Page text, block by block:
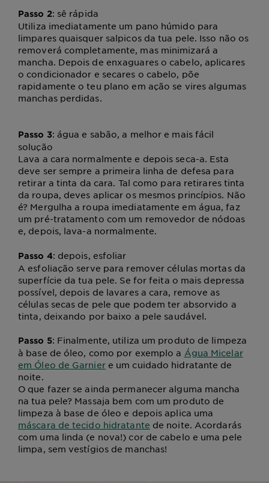
Passo 2: sê rápida
Utiliza imediatamente um pano húmido para
limpares quaisquer salpicos da tua pele. Isso não os
removerá completamente, mas minimizará a
mancha. Depois de enxaguares o cabelo, aplicares
o condicionador e secares o cabelo, põe
rapidamente o teu plano em ação se vires algumas
manchas perdidas.
Passo 3: água e sabão, a melhor e mais fácil
solução
Lava a cara normalmente e depois seca-a. Esta
deve ser sempre a primeira linha de defesa para
retirar a tinta da cara. Tal como para retirares tinta
da roupa, deves aplicar os mesmos princípios. Não
é? Mergulha a roupa imediatamente em água, faz
um pré-tratamento com um removedor de nódoas
e, depois, lava-a normalmente.
Passo 4: depois, esfoliar
A esfoliação serve para remover células mortas da
superfície da tua pele. Se for feita o mais depressa
possível, depois de lavares a cara, remove as
células secas de pele que podem ter absorvido a
tinta, deixando por baixo a pele saudável.
Passo 5: Finalmente, utiliza um produto de limpeza
à base de óleo, como por exemplo a Água Micelar
em Óleo de Garniere um cuidado hidratante de
noite.
O que fazer se ainda permanecer alguma mancha
na tua pele? Massaja bem com um produto de
limpeza à base de óleo e depois aplica uma
máscara de tecido hidratante de noite. Acordarás
com uma linda (e nova!) cor de cabelo e uma pele
limpa, sem vestígios de manchas!